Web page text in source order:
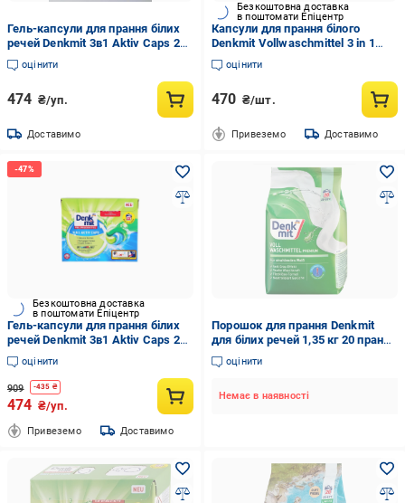
Гель-капсули для прання білих
речей Denkmit 3в1 Aktiv Caps 22
шт.
оцінити
474 ₴/уп.
Доставимо
Безкоштовна доставка
в поштомати Епіцентр
Капсули для прання білого
Denkmit Vollwaschmittel 3 in 1
Aktiv-Caps 22 шт. (DM88881)
оцінити
470 ₴/шт.
Привеземо Доставимо
Безкоштовна доставка
в поштомати Епіцентр
Гель-капсули для прання білих
речей Denkmit 3в1 Aktiv Caps 22
шт. (НФ-00003766)
оцінити
909 -435 ₴
474 ₴/уп.
Привеземо Доставимо
Порошок для прання Denkmit
для білих речей 1,35 кг 20 прань
(НФ-00003355)
оцінити
Немає в наявності